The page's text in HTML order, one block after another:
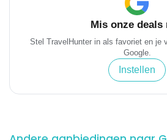
Mis onze deals
Stel TravelHunter in als favoriet en je
Google.
Instellen